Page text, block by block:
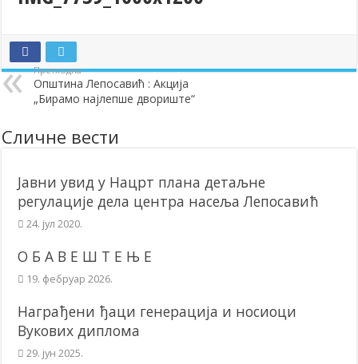
Полагањем венаца и свечаном академијом у Сочаници
Братске и пријатељске општине и грдови уручили поклон
ОБАВЕШТЕЊЕ – Бесплатан СкиПас 2024
Претходна
Општина Лепосавић : Акција
„Бирамо најлепше двориште“
Сличне вести
Јавни увид у Нацрт плана детаљне
регулације дела центра насеља Лепосавић
24. јул 2020.
О Б А В Е Ш Т Е Њ Е
19. фебруар 2026.
Награђени ђаци генерација и носиоци
Вукових диплома
29. јун 2025.